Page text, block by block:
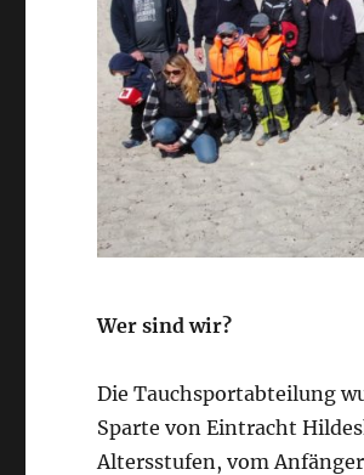
Wer sind wir?
Die Tauchsportabteilung
Sparte von Eintracht
Altersstufen, vom